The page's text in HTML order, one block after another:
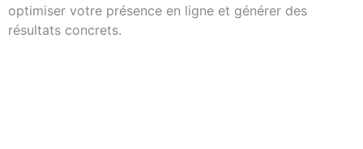
optimiser votre présence en ligne et générer des
résultats concrets.